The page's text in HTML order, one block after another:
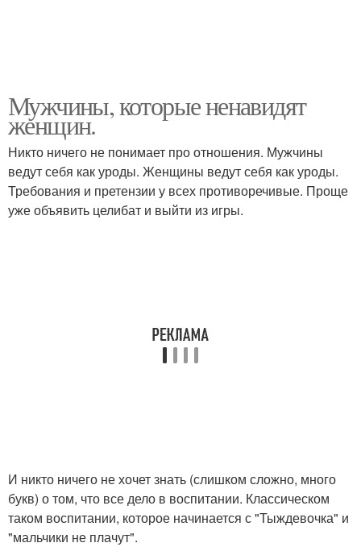
Мужчины, которые ненавидят
женщин.
Никто ничего не понимает про отношения. Мужчины
ведут себя как уроды. Женщины ведут себя как уроды.
Требования и претензии у всех противоречивые. Проще
уже объявить целибат и выйти из игры.
И никто ничего не хочет знать (слишком сложно, много
букв) о том, что все дело в воспитании. Классическом
таком воспитании, которое начинается с "Тыждевочка" и
"мальчики не плачут".